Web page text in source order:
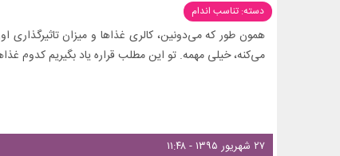
دسته: تناسب اندام
همون طور که می‌دونین، کالری غذاها و میزان تاثیرگذاری
می‌کنه، خیلی مهمه. تو این مطلب قراره یاد بگیریم کدوم
۲۷ شهریور ۱۳۹۵ - ۱۱:۴۸